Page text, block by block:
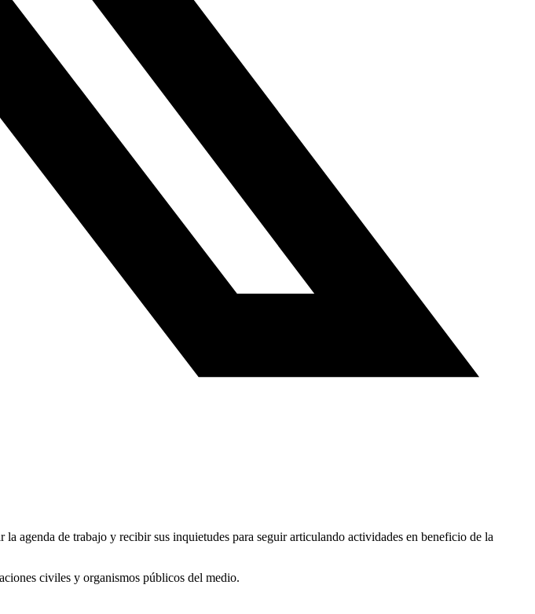
agenda de trabajo y recibir sus inquietudes para seguir articulando actividades en beneficio de la
civiles y organismos públicos del medio.